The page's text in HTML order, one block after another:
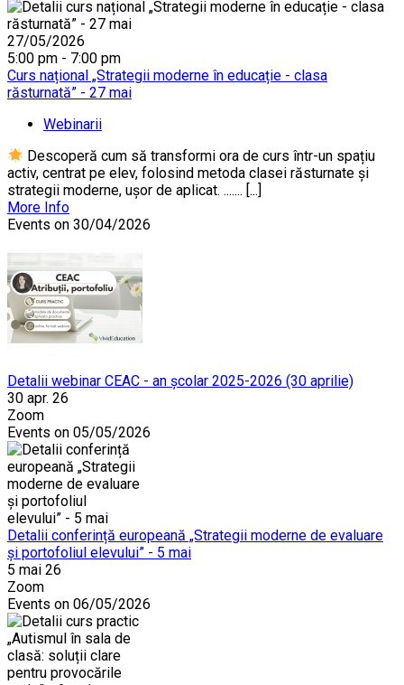
27/05/2026
5:00 pm - 7:00 pm
Curs național „Strategii moderne în educație - clasa
răsturnată” - 27 mai
Webinarii
Descoperă cum să transformi ora de curs într-un spațiu
activ, centrat pe elev, folosind metoda clasei răsturnate și
strategii moderne, ușor de aplicat. ....... [...]
More Info
Events on 30/04/2026
Detalii webinar CEAC - an școlar 2025-2026 (30 aprilie)
30 apr. 26
Zoom
Events on 05/05/2026
Detalii conferință europeană „Strategii moderne de evaluare
și portofoliul elevului” - 5 mai
5 mai 26
Zoom
Events on 06/05/2026